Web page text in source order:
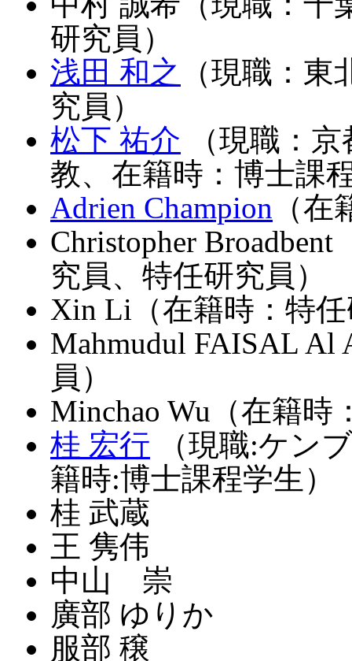
研究員）
浅田 和之
（現職：
究員）
松下 祐介 （現職：
教、在籍時：博士課
Adrien Champion （
Christopher
究員、特任研究員）
Xin Li（在籍時：特
Mahmudul FAISAL Al
員）
Minchao Wu（在籍時
桂 宏行 （現職:ケン
籍時:博士課程学生）
桂 武蔵
王 隽伟
中山 崇
廣部 ゆりか
服部 穣